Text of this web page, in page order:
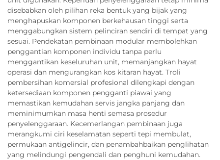
disebabkan oleh pilihan reka bentuk yang bijak yang
menghapuskan komponen berkehausan tinggi serta
menggabungkan sistem pelinciran sendiri di tempat yang
sesuai. Pendekatan pembinaan modular membolehkan
penggantian komponen individu tanpa perlu
menggantikan keseluruhan unit, memanjangkan hayat
operasi dan mengurangkan kos kitaran hayat. Troli
pembersihan komersial profesional dilengkapi dengan
ketersediaan komponen pengganti piawai yang
memastikan kemudahan servis jangka panjang dan
meminimumkan masa henti semasa prosedur
penyelenggaraan. Kecemerlangan pembinaan juga
merangkumi ciri keselamatan seperti tepi membulat,
permukaan antigelincir, dan penambahbaikan penglihatan
yang melindungi pengendali dan penghuni kemudahan.